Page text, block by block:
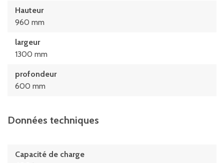
Hauteur
960 mm
largeur
1300 mm
profondeur
600 mm
Données techniques
Capacité de charge